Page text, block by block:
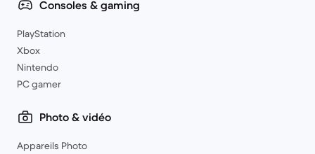
Consoles & gaming
PlayStation
Xbox
Nintendo
PC gamer
Photo & vidéo
Appareils Photo